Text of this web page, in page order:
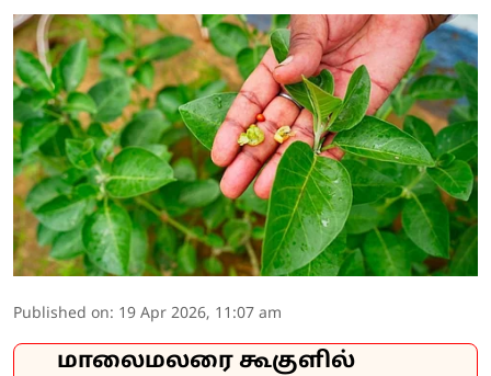
Published on: 19 Apr 2026, 11:07 am
மாலைமலரை கூகுளில்